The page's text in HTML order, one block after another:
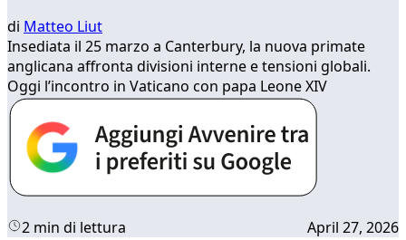
di Matteo Liut
Insediata il 25 marzo a Canterbury, la nuova primate
anglicana affronta divisioni interne e tensioni globali.
Oggi l’incontro in Vaticano con papa Leone XIV
2 min di lettura April 27, 2026